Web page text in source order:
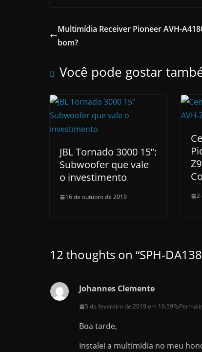
Multimídia Receiver Pioneer AVH-
bom?
Você pode gostar
JBL Tornado 3000 15”:
Subwoofer que vale
o investimento
16 de outubro de 2019 2
12 thoughts on “SPH-
Johannes Clemente
5 de fevereiro de 2019 em 16:59
Boa tarde,
Instalei a multimidia no meu